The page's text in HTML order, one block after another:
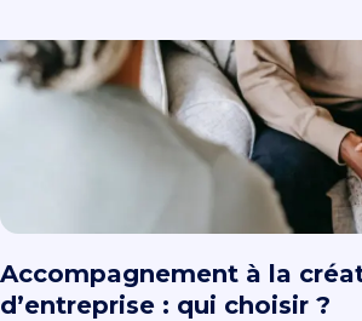
Accompagnement à la
d’entreprise : qui choisir ?